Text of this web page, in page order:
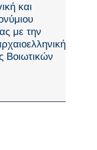
και
με την
Βοιωτικών